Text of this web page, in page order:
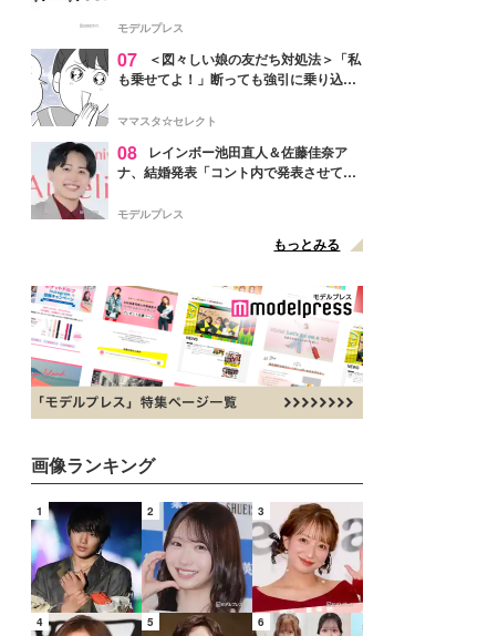
モデルプレス
07
＜図々しい娘の友だち対処法＞「私
も乗せてよ！」断っても強引に乗り込ん
ママスタ☆セレクト
08
レインボー池田直人＆佐藤佳奈ア
ナ、結婚発表「コント内で発表させてい
点変更のため
モデルプレス
もっとみる
画像ランキング
1 2 3
4 5 6